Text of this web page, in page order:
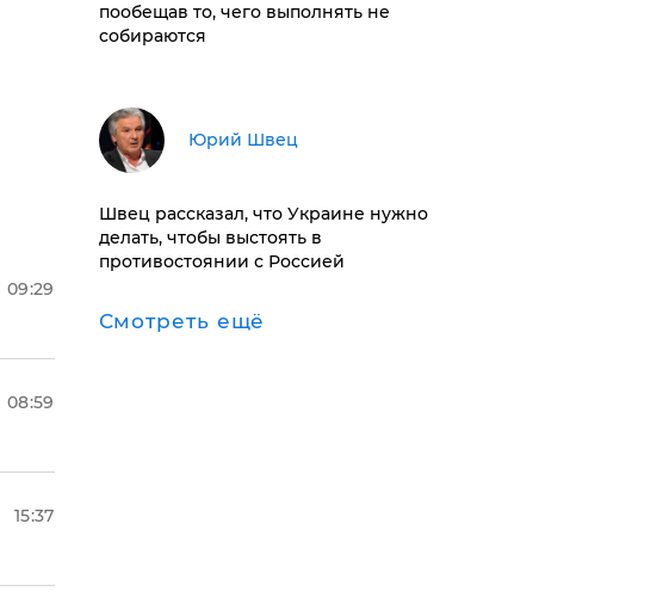
09:29
08:59
15:37
пообещав то, чего выполнять не
собираются
Юрий Швец
Швец рассказал, что Украине нужно
делать, чтобы выстоять в
противостоянии с Россией
Смотреть ещё